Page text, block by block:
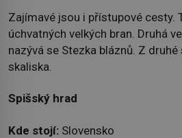
Zajímavé jsou i přístupové cesty.
úchvatných velkých bran. Druhá
nazývá se Stezka bláznů. Z
skaliska.
Spišský hrad
Kde stojí: Slovensko